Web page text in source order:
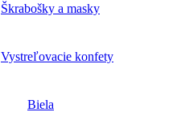
Škrabošky a masky
Vystreľovacie konfety
Biela